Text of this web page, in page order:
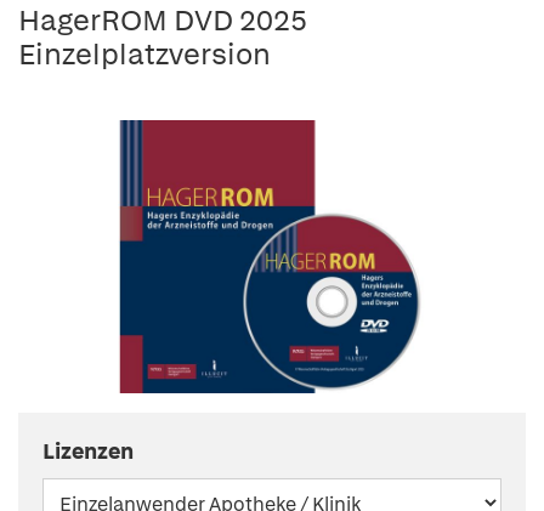
HagerROM DVD 2025
Einzelplatzversion
Lizenzen